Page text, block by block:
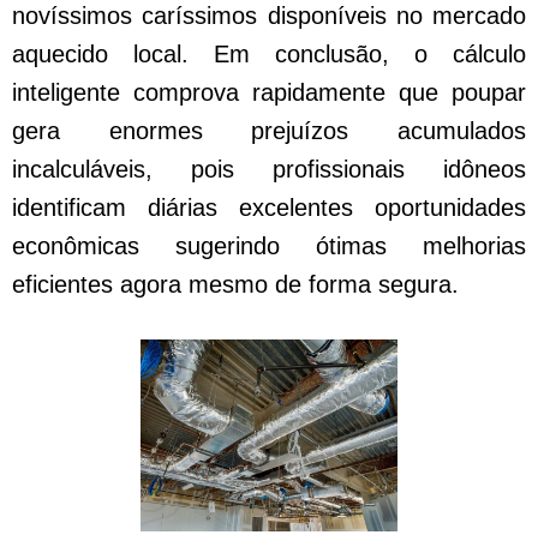
novíssimos caríssimos disponíveis no mercado
aquecido local. Em conclusão, o cálculo
inteligente comprova rapidamente que poupar
gera enormes prejuízos acumulados
incalculáveis, pois profissionais idôneos
identificam diárias excelentes oportunidades
econômicas sugerindo ótimas melhorias
eficientes agora mesmo de forma segura.